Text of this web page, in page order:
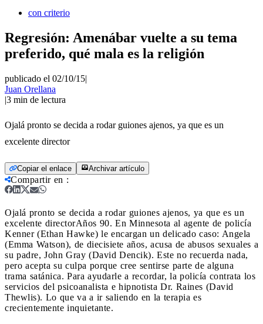
con criterio
Regresión: Amenábar vuelte a su tema
preferido, qué mala es la religión
publicado el 02/10/15|
Juan Orellana
|3 min de lectura
Ojalá pronto se decida a rodar guiones ajenos, ya que es un
excelente director
Copiar el enlace Archivar artículo
Compartir en :
Ojalá pronto se decida a rodar guiones ajenos, ya que es un
excelente directorAños 90. En Minnesota al agente de policía
Kenner (Ethan Hawke) le encargan un delicado caso: Angela
(Emma Watson), de diecisiete años, acusa de abusos sexuales a
su padre, John Gray (David Dencik). Este no recuerda nada,
pero acepta su culpa porque cree sentirse parte de alguna
trama satánica. Para ayudarle a recordar, la policía contrata los
servicios del psicoanalista e hipnotista Dr. Raines (David
Thewlis). Lo que va a ir saliendo en la terapia es
crecientemente inquietante.